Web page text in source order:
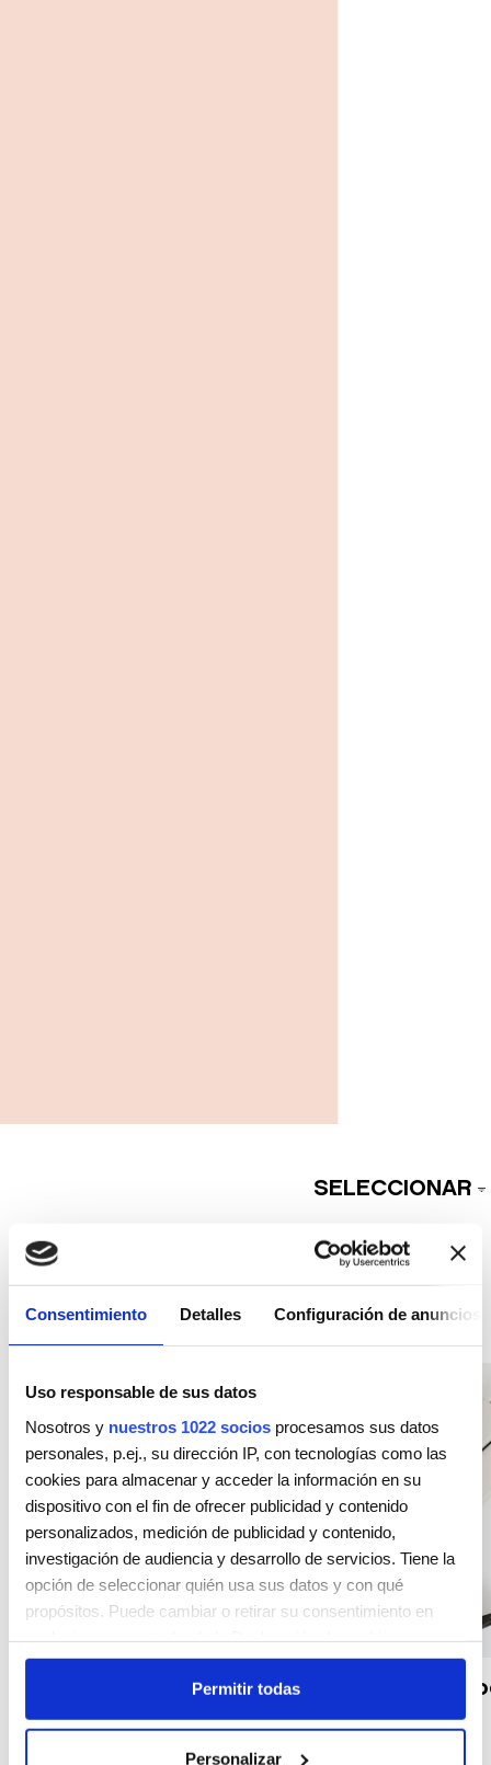
Consentimiento Detalles Configuración de anuncios
Uso responsable de sus datos
Nosotros y nuestros 1022 socios procesamos sus datos
personales, p.ej., su dirección IP, con tecnologías como las
cookies para almacenar y acceder la información en su
dispositivo con el fin de ofrecer publicidad y contenido
personalizados, medición de publicidad y contenido,
investigación de audiencia y desarrollo de servicios. Tiene la
opción de seleccionar quién usa sus datos y con qué
propósitos. Puede cambiar o retirar su consentimiento en
clicando en el Menú de consentimiento.
Si lo permite, también quisiéramos:
Permitir todas
Personalizar
SELECCIONAR
MODA Y TENDENCIA
INSPIRACIÓN Y LOOKS
Combatir el calor: los mejores